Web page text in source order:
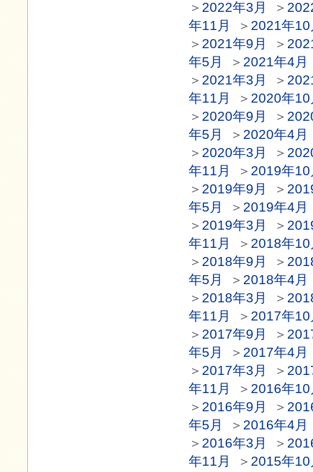
＞ 2022年3月 ＞
年11月
＞ 2021年10
＞ 2021年9月 ＞
年5月
＞ 2021年4月
＞ 2021年3月 ＞
年11月
＞ 2020年10
＞ 2020年9月 ＞
年5月
＞ 2020年4月
＞ 2020年3月 ＞
年11月
＞ 2019年10
＞ 2019年9月 ＞
年5月
＞ 2019年4月
＞ 2019年3月 ＞
年11月
＞ 2018年10
＞ 2018年9月 ＞
年5月
＞ 2018年4月
＞ 2018年3月 ＞
年11月
＞ 2017年10
＞ 2017年9月 ＞
年5月
＞ 2017年4月
＞ 2017年3月 ＞
年11月
＞ 2016年10
＞ 2016年9月 ＞
年5月
＞ 2016年4月
＞ 2016年3月 ＞
年11月
＞ 2015年10